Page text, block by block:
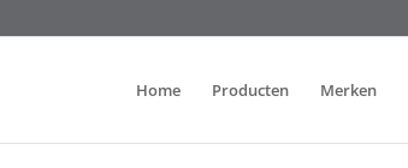
Home Producten Merken